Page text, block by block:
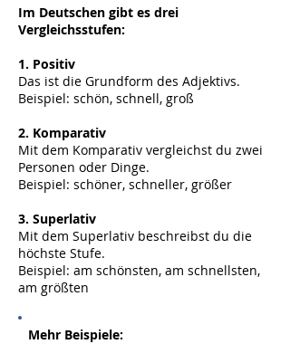
Im Deutschen gibt es drei
Vergleichsstufen:
1. Positiv
Das ist die Grundform des Adjektivs.
Beispiel: schön, schnell, groß
2. Komparativ
Mit dem Komparativ vergleichst du zwei
Personen oder Dinge.
Beispiel: schöner, schneller, größer
3. Superlativ
Mit dem Superlativ beschreibst du die
höchste Stufe.
Beispiel: am schönsten, am schnellsten,
am größten
Mehr Beispiele: